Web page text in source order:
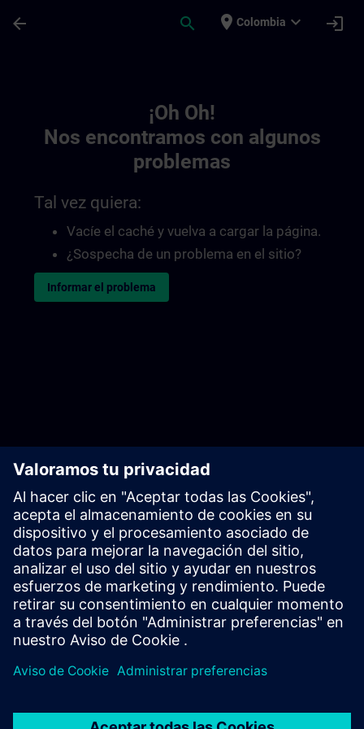
arrow_back search place Colombia expand_more login
¡Oh Oh!
Nos encontramos con algunos
problemas
Tal vez quiera:
Vacíe el caché y vuelva a cargar la página.
¿Sospecha de un problema en el sitio?
Informar el problema